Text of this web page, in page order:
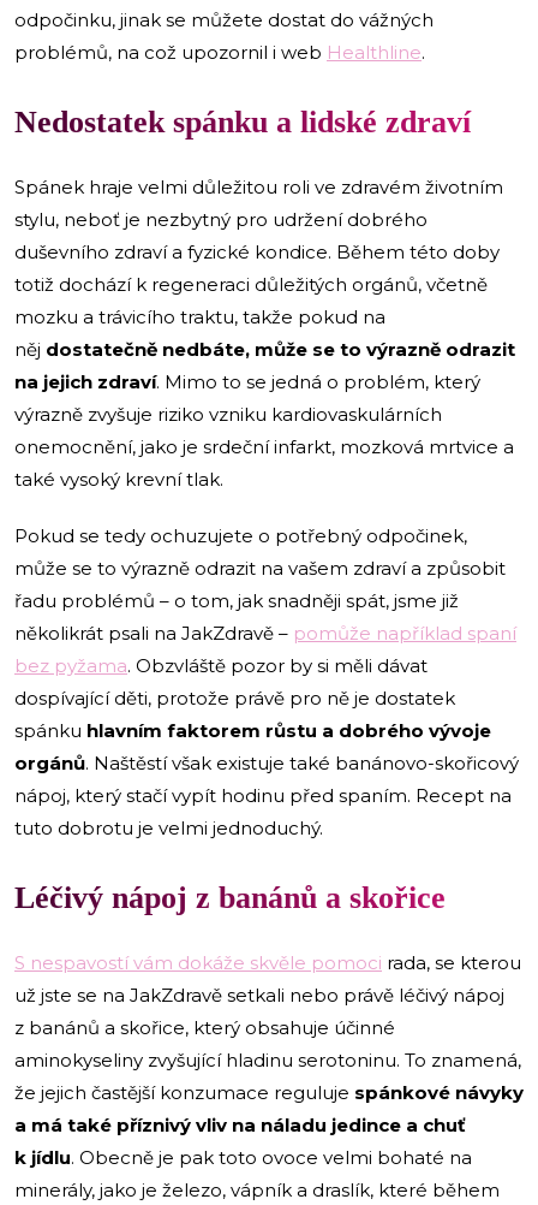
odpočinku, jinak se můžete dostat do vážných
problémů, na což upozornil i web Healthline.
Nedostatek spánku a lidské zdraví
Spánek hraje velmi důležitou roli ve zdravém životním
stylu, neboť je nezbytný pro udržení dobrého
duševního zdraví a fyzické kondice. Během této doby
totiž dochází k regeneraci důležitých orgánů, včetně
mozku a trávicího traktu, takže pokud na
něj dostatečně nedbáte, může se to výrazně odrazit
na jejich zdraví. Mimo to se jedná o problém, který
výrazně zvyšuje riziko vzniku kardiovaskulárních
onemocnění, jako je srdeční infarkt, mozková mrtvice a
také vysoký krevní tlak.
Pokud se tedy ochuzujete o potřebný odpočinek,
může se to výrazně odrazit na vašem zdraví a způsobit
řadu problémů – o tom, jak snadněji spát, jsme již
několikrát psali na JakZdravě – pomůže například spaní
bez pyžama. Obzvláště pozor by si měli dávat
dospívající děti, protože právě pro ně je dostatek
spánku hlavním faktorem růstu a dobrého vývoje
orgánů. Naštěstí však existuje také banánovo-skořicový
nápoj, který stačí vypít hodinu před spaním. Recept na
tuto dobrotu je velmi jednoduchý.
Léčivý nápoj z banánů a skořice
S nespavostí vám dokáže skvěle pomoci rada, se kterou
už jste se na JakZdravě setkali nebo právě léčivý nápoj
z banánů a skořice, který obsahuje účinné
aminokyseliny zvyšující hladinu serotoninu. To znamená,
že jejich častější konzumace reguluje spánkové návyky
a má také příznivý vliv na náladu jedince a chuť
k jídlu. Obecně je pak toto ovoce velmi bohaté na
minerály, jako je železo, vápník a draslík, které během